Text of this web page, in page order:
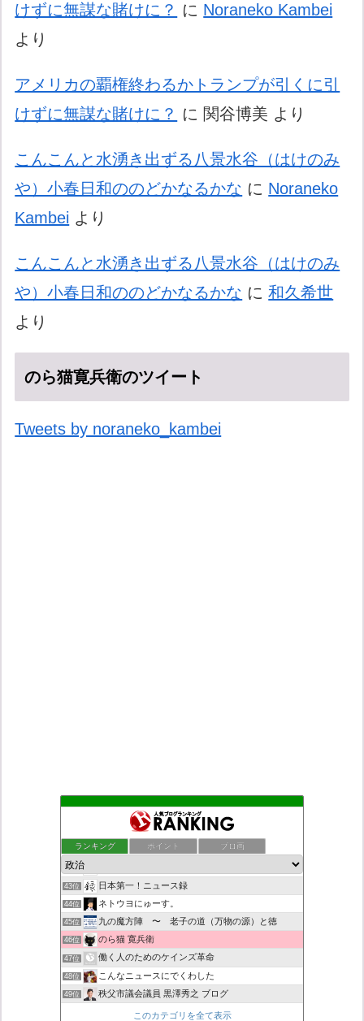
けずに無謀な賭けに？ に Noraneko Kambei
より
アメリカの覇権終わるかトランプが引くに引
けずに無謀な賭けに？ に 関谷博美 より
こんこんと水湧き出ずる八景水谷（はけのみ
や）小春日和ののどかなるかな に Noraneko
Kambei より
こんこんと水湧き出ずる八景水谷（はけのみ
や）小春日和ののどかなるかな に和久希世
より
のら猫寛兵衛のツイート
Tweets by noraneko_kambei
ランキング ポイント ブロ画
◎ 浮輪浮遊録 ◎
村野瀬玲奈の秘書課広報室
41位 デモや街宣のお供に！プラカード無料素材
42位
43位 日本第一！ニュース録
44位 ネトウヨにゅーす。
45位 九の魔方陣 〜 老子の道（万物の源）と徳
46位 のら猫 寛兵衛
47位 働く人のためのケインズ革命
48位 こんなニュースにでくわした
49位 秩父市議会議員 黒澤秀之 ブログ
自民党工作員の異常なネット活動
このカテゴリを全て表示